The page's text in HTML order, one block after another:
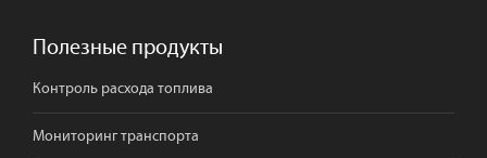
Полезные продукты
Контроль расхода топлива
Мониторинг транспорта